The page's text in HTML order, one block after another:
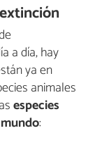
a día, hay
ya en
animales
especies
: